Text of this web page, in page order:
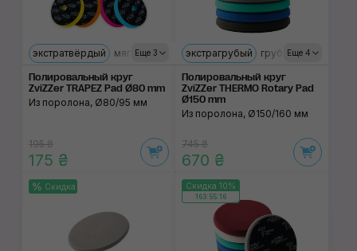
Еще 3
экстратвёрдый мягкий ультрамягкий твёрдый средний
Полировальный круг
ZviZZer TRAPEZ Pad Ø80 mm
Из поролона, Ø80/95 мм
195 ₴
175 ₴
Еще 4
экстрагрубый грубый грубый
Полировальный круг
ZviZZer THERMO Rotary Pad
Ø150 mm
Из поролона, Ø150/160 мм
745 ₴
670 ₴
Скидка Скидка 10%
163:55:15